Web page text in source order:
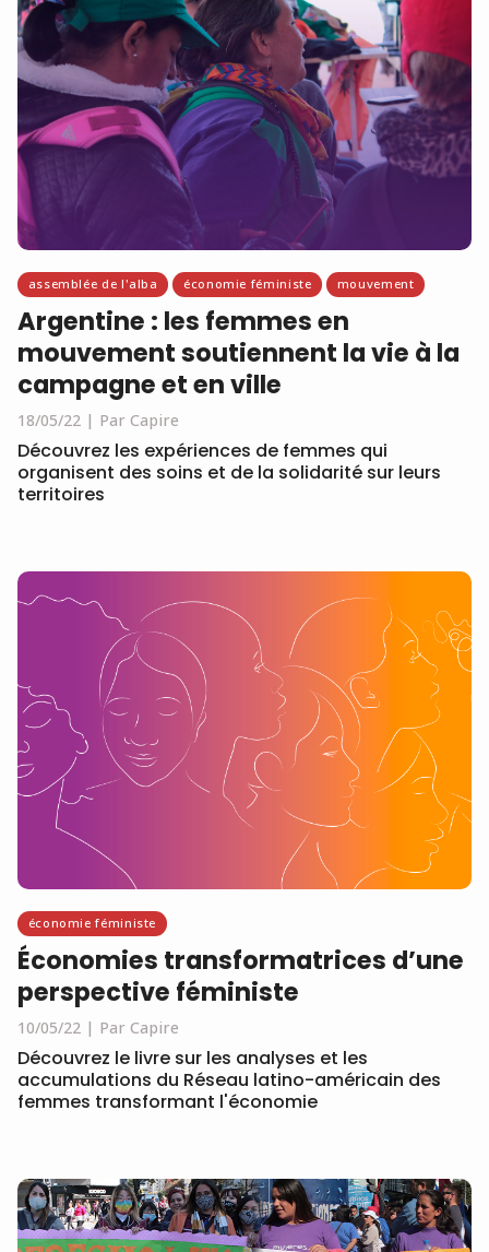
assemblée de l'alba économie féministe mouvement
Argentine : les femmes en
mouvement soutiennent la vie à la
campagne et en ville
18/05/22 Par Capire
Découvrez les expériences de femmes qui
organisent des soins et de la solidarité sur leurs
territoires
économie féministe
Économies transformatrices d’une
perspective féministe
10/05/22 Par Capire
Découvrez le livre sur les analyses et les
accumulations du Réseau latino-américain des
femmes transformant l'économie